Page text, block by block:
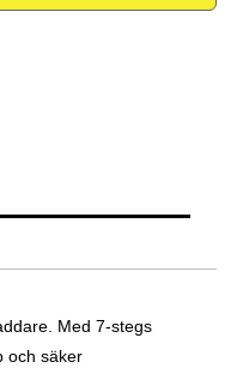
Med 7-stegs
och säker